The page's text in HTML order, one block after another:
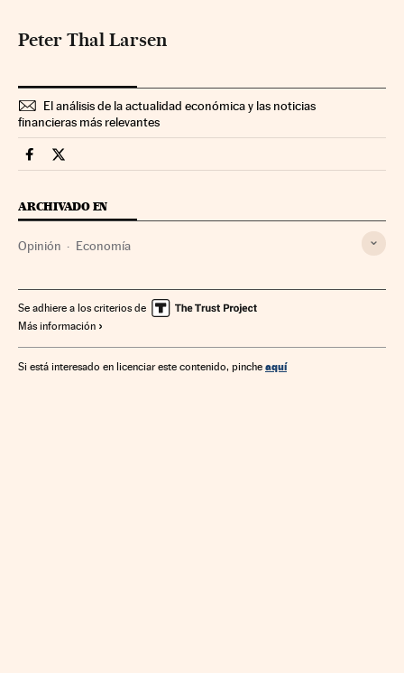
Peter Thal Larsen
El análisis de la actualidad económica y las noticias
financieras más relevantes
Economia Cinco Días en Facebook
Economia Cinco Días en Twitter
ARCHIVADO EN
Opinión Economía
Se adhiere a los criterios de
Más información
Si está interesado en licenciar este contenido, pinche aquí